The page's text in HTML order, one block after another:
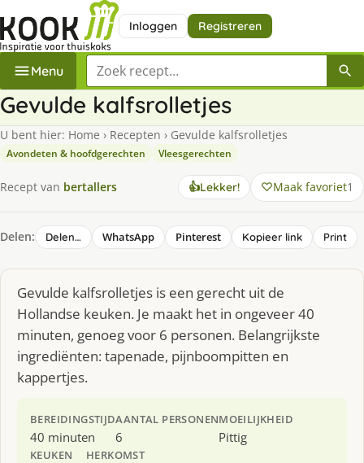
Inloggen Registreren
Menu Zoek een recept
Gevulde kalfsrolletjes
U bent hier: Home › Recepten › Gevulde kalfsrolletjes
Avondeten & hoofdgerechten Vleesgerechten
Recept van bertallers 👍Lekker! Maak favoriet1
Delen: Delen… WhatsApp Pinterest Kopieer link Print
Gevulde kalfsrolletjes is een gerecht uit de
Hollandse keuken. Je maakt het in ongeveer 40
minuten, genoeg voor 6 personen. Belangrijkste
ingrediënten: tapenade, pijnboompitten en
kappertjes.
BEREIDINGSTIJD
40 minuten
AANTAL PERSONEN
6
MOEILIJKHEID
Pittig
KEUKEN HERKOMST